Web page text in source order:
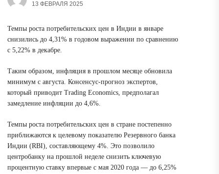
13 ФЕВРАЛЯ 2025
Темпы роста потребительских цен в Индии в январе
снизились до 4,31% в годовом выражении по сравнению
с 5,22% в декабре.
Таким образом, инфляция в прошлом месяце обновила
минимум с августа. Консенсус-прогноз экспертов,
который приводит Trading Economics, предполагал
замедление инфляции до 4,6%.
Темпы роста потребительских цен в стране постепенно
приближаются к целевому показателю Резервного банка
Индии (RBI), составляющему 4%. Это позволило
центробанку на прошлой неделе снизить ключевую
процентную ставку впервые с мая 2020 года — до 6,25%